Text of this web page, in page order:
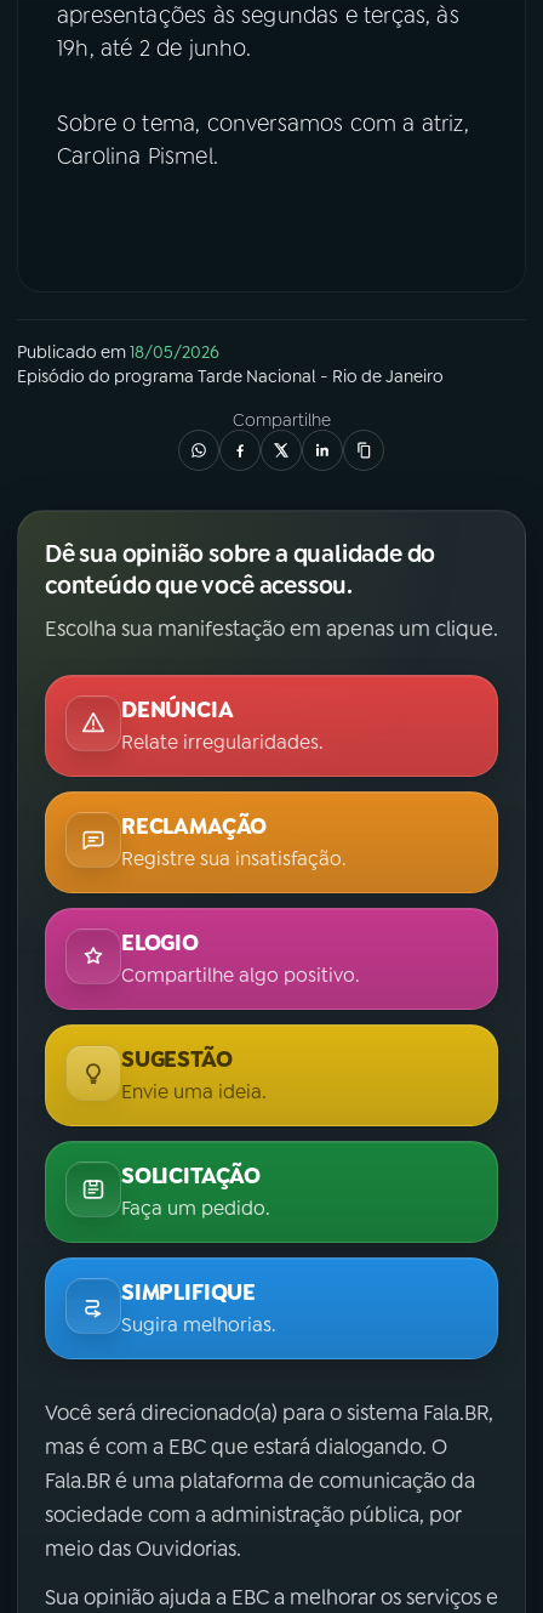
apresentações às segundas e terças, às
19h, até 2 de junho.
Sobre o tema, conversamos com a atriz,
Carolina Pismel.
Publicado em18/05/2026
Episódio do programa Tarde Nacional - Rio de Janeiro
Compartilhe
Dê sua opinião sobre a qualidade do
conteúdo que você acessou.
Escolha sua manifestação em apenas um clique.
DENÚNCIA
Relate irregularidades.
RECLAMAÇÃO
Registre sua insatisfação.
ELOGIO
Compartilhe algo positivo.
SUGESTÃO
Envie uma ideia.
SOLICITAÇÃO
Faça um pedido.
SIMPLIFIQUE
Sugira melhorias.
Você será direcionado(a) para o sistema Fala.BR,
mas é com a EBC que estará dialogando. O
Fala.BR é uma plataforma de comunicação da
sociedade com a administração pública, por
meio das Ouvidorias.
Sua opinião ajuda a EBC a melhorar os serviços e